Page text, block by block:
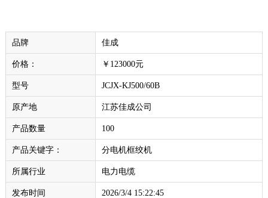
品牌 佳成
价格： ￥123000元
型号 JCJX-KJ500/60B
原产地 江苏佳成公司
产品数量 100
产品关键字： 分电机框绞机
所属行业 电力电缆
发布时间 2026/3/4 15:22:45